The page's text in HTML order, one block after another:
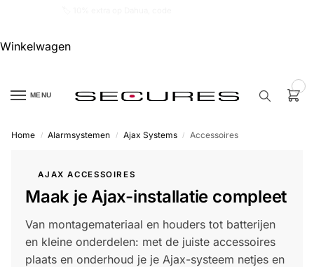
Winkelwagen
MENU
Home / Alarmsystemen / Ajax Systems / Accessoires
AJAX ACCESSOIRES
Maak je Ajax-installatie compleet
Van montagemateriaal en houders tot batterijen
en kleine onderdelen: met de juiste accessoires
plaats en onderhoud je je Ajax-systeem netjes en